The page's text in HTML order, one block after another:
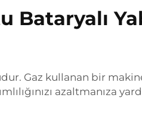
Bataryalı
Gaz kullanan bir
azaltmanıza